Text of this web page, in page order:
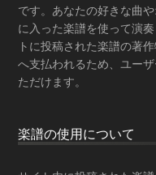
です。あなたの好きな曲
に入った楽譜を使って演
トに投稿された楽譜の著
へ支払われるため、ユー
ただけます。
楽譜の使用について